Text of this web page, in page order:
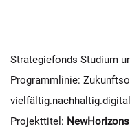
Strategiefonds Studium
Programmlinie:
Projekttitel: